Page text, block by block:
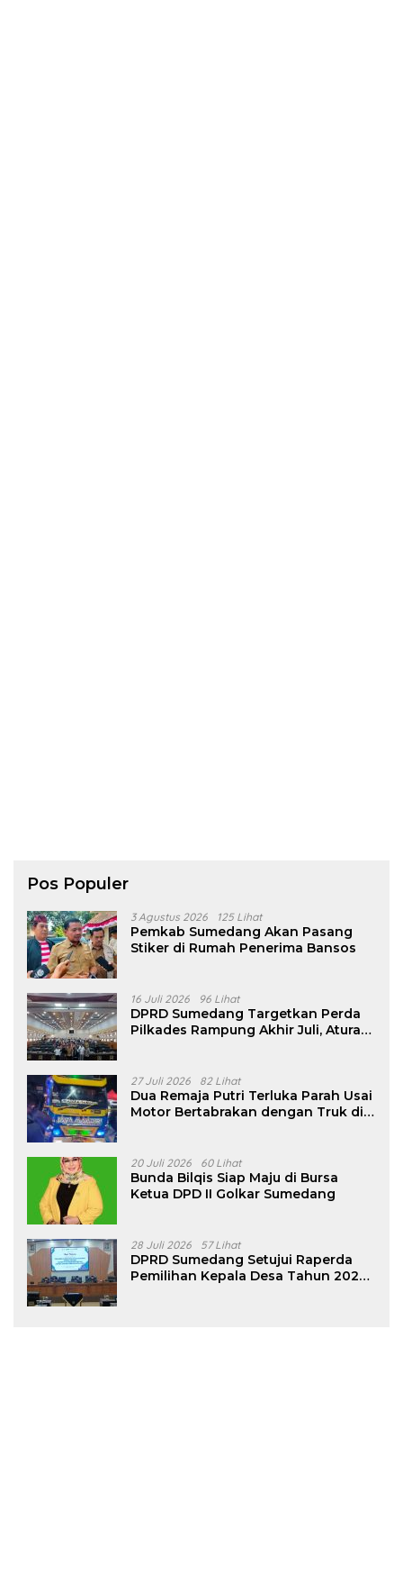
Pos Populer
3 Agustus 2026 125 Lihat
Pemkab Sumedang Akan Pasang
Stiker di Rumah Penerima Bansos
16 Juli 2026 96 Lihat
DPRD Sumedang Targetkan Perda
Pilkades Rampung Akhir Juli, Aturan
27 Juli 2026 82 Lihat
Dua Remaja Putri Terluka Parah Usai
Motor Bertabrakan dengan Truk di
20 Juli 2026 60 Lihat
Bunda Bilqis Siap Maju di Bursa
Ketua DPD II Golkar Sumedang
28 Juli 2026 57 Lihat
DPRD Sumedang Setujui Raperda
Pemilihan Kepala Desa Tahun 2026